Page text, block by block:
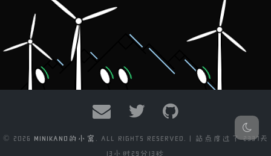
© 2026 MINIKANO的小窝 . ALL RIGHTS RESERVED. | 站点度过了2337天
13小时29分15秒